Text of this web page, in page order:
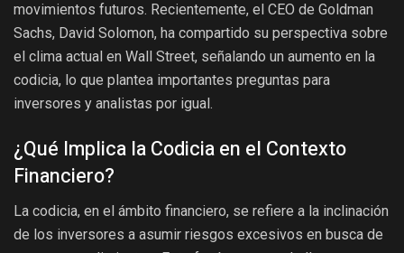
movimientos futuros. Recientemente, el CEO de Goldman
Sachs, David Solomon, ha compartido su perspectiva sobre
el clima actual en Wall Street, señalando un aumento en la
codicia, lo que plantea importantes preguntas para
inversores y analistas por igual.
¿Qué Implica la Codicia en el Contexto
Financiero?
La codicia, en el ámbito financiero, se refiere a la inclinación
de los inversores a asumir riesgos excesivos en busca de